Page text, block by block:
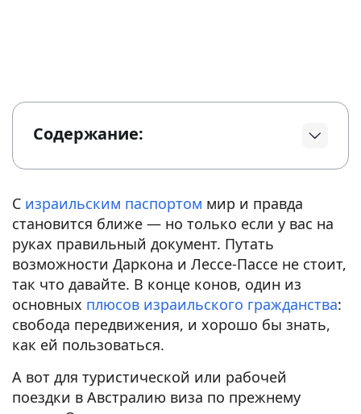
Содержание:
С израильским паспортом мир и правда
становится ближе — но только если у вас на
руках правильный документ. Путать
возможности Даркона и Лессе-Пассе не стоит,
так что давайте. В конце конов, один из
основных плюсов израильского гражданства:
свобода передвижения, и хорошо бы знать,
как ей пользоваться.
А вот для туристической или рабочей
поездки в Австралию виза по прежнему